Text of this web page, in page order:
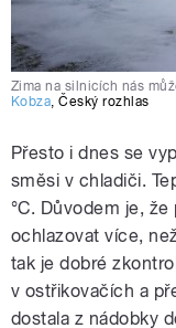
Zima na silnicích nás
Kobza,Český rozhlas
Přesto i dnes se
směsi v chladiči.
°C. Důvodem je,
ochlazovat více,
tak je dobré
v ostřikovačích a
dostala z nádobky